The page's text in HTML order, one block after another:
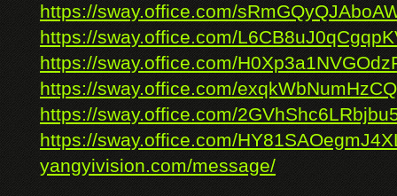
https://sway.office.com/
https://sway.office.com/
https://sway.office.com/
https://sway.office.com/
https://sway.office.com/
https://sway.office.com/
yangyivision.com/message/